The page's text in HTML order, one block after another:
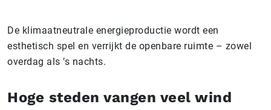
De klimaatneutrale energieproductie wordt een
esthetisch spel en verrijkt de openbare ruimte – zowel
overdag als ’s nachts.
Hoge steden vangen veel wind